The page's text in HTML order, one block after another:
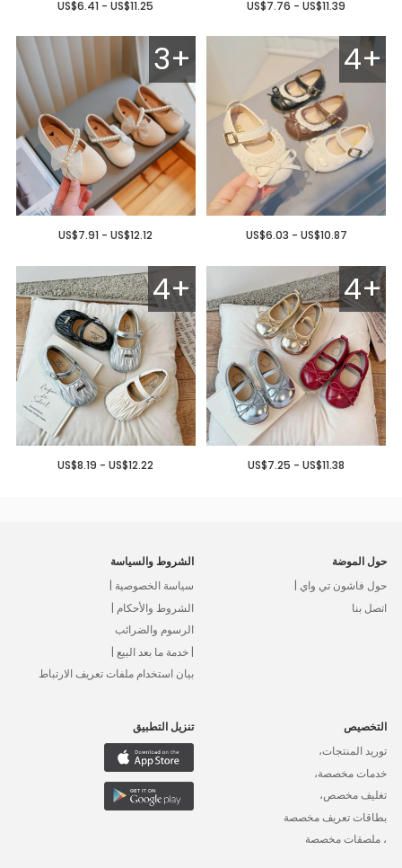
US$7.76 - US$11.39
US$6.41 - US$11.25
4+
US$6.03 - US$10.87
3+
US$7.91 - US$12.12
4+
US$7.25 - US$11.38
4+
US$8.19 - US$12.22
حول الموضة
حول فاشون تي واي |
اتصل بنا
الشروط والسياسة
سياسة الخصوصية |
الشروط والأحكام |
الرسوم والضرائب
| خدمة ما بعد البيع |
بيان استخدام ملفات تعريف الارتباط
التخصيص
توريد المنتجات،
خدمات مخصصة،
تغليف مخصص،
بطاقات تعريف مخصصة
، ملصقات مخصصة
تنزيل التطبيق